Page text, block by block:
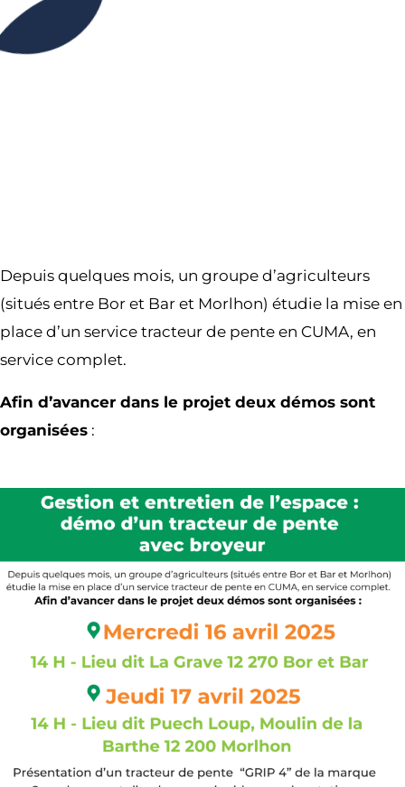
14H00
Depuis quelques mois, un groupe d’agriculteurs
(situés entre Bor et Bar et Morlhon) étudie la mise en
place d’un service tracteur de pente en CUMA, en
service complet.
Afin d’avancer dans le projet deux démos sont
organisées :